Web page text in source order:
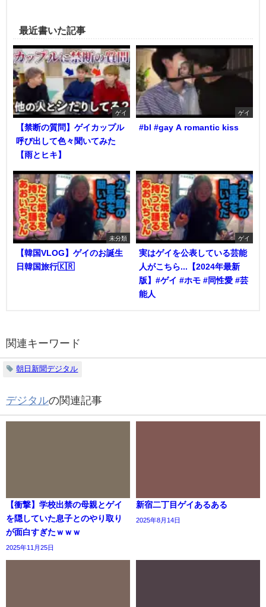
最近書いた記事
ゲイ
【禁断の質問】ゲイカップル
呼び出して色々聞いてみた
【雨とヒキ】
ゲイ
#bl #gay A romantic kiss
未分類
【韓国VLOG】ゲイのお誕生
日韓国旅行🇰🇷
ゲイ
実はゲイを公表している芸能
人がこちら...【2024年最新
版】#ゲイ #ホモ #同性愛 #芸
能人
関連キーワード
朝日新聞デジタル
デジタルの関連記事
【衝撃】学校出禁の母親とゲイ
を隠していた息子とのやり取り
が面白すぎたｗｗｗ
2025年11月25日
新宿二丁目ゲイあるある
2025年8月14日